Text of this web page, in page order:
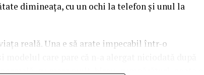
respiră
pică exact în lunile astea. Lumina e blândă,
dimineața, cu un ochi la telefon și unul la
reală. Una e să arate impecabil într-o
cu mers mult, birou, cumpărături, poate o